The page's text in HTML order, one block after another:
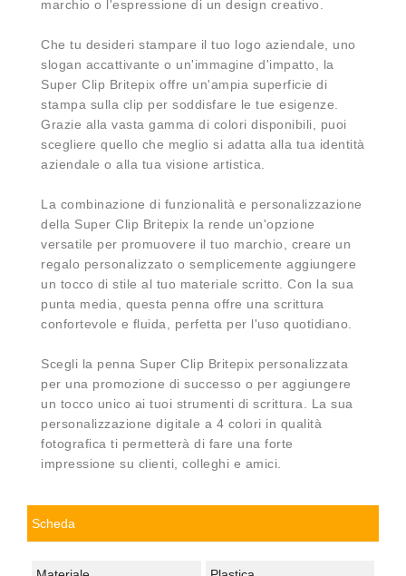
marchio o l'espressione di un design creativo.
Che tu desideri stampare il tuo logo aziendale, uno
slogan accattivante o un'immagine d'impatto, la
Super Clip Britepix offre un'ampia superficie di
stampa sulla clip per soddisfare le tue esigenze.
Grazie alla vasta gamma di colori disponibili, puoi
scegliere quello che meglio si adatta alla tua identità
aziendale o alla tua visione artistica.
La combinazione di funzionalità e personalizzazione
della Super Clip Britepix la rende un'opzione
versatile per promuovere il tuo marchio, creare un
regalo personalizzato o semplicemente aggiungere
un tocco di stile al tuo materiale scritto. Con la sua
punta media, questa penna offre una scrittura
confortevole e fluida, perfetta per l'uso quotidiano.
Scegli la penna Super Clip Britepix personalizzata
per una promozione di successo o per aggiungere
un tocco unico ai tuoi strumenti di scrittura. La sua
personalizzazione digitale a 4 colori in qualità
fotografica ti permetterà di fare una forte
impressione su clienti, colleghi e amici.
Scheda